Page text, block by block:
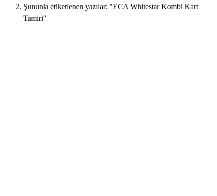
Şununla etiketlenen yazılar: "ECA Whitestar Kombi Kart
Tamiri"